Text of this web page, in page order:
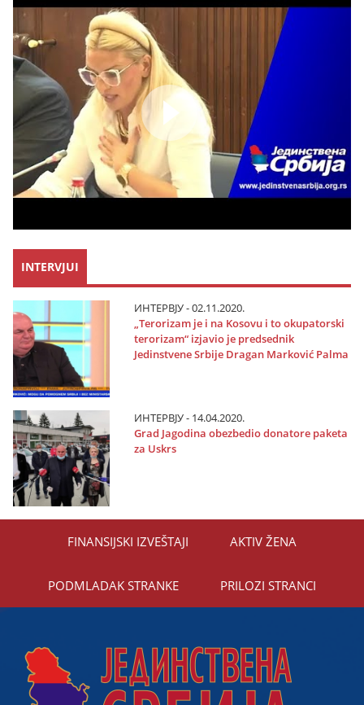
INTERVJUI
ИНТЕРВЈУ - 02.11.2020.
„Terorizam јe i na Kosovu i to okupatorski
terorizam“ izјavio јe predsednik
Јedinstvene Srbiјe Dragan Marković Palma
ИНТЕРВЈУ - 14.04.2020.
Grad Јagodina obezbedio donatore paketa
za Uskrs
FINANSIЈSKI IZVEŠTAЈI AKTIV ŽENA
PODMLADAK STRANKE PRILOZI STRANCI